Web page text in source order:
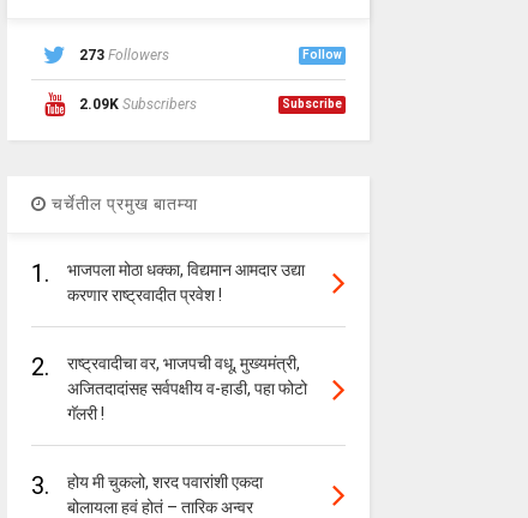
273 Followers Follow
2.09K Subscribers Subscribe
चर्चेतील प्रमुख बातम्या
1.
भाजपला मोठा धक्का, विद्यमान आमदार उद्या
करणार राष्ट्रवादीत प्रवेश !
2.
राष्ट्रवादीचा वर, भाजपची वधू, मुख्यमंत्री,
अजितदादांसह सर्वपक्षीय व-हाडी, पहा फोटो
गॅलरी !
3.
होय मी चुकलो, शरद पवारांशी एकदा
बोलायला हवं होतं – तारिक अन्वर